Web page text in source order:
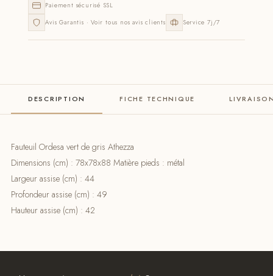
Paiement sécurisé SSL
Avis Garantis · Voir tous nos avis clients
Service 7j/7
DESCRIPTION FICHE TECHNIQUE
Fauteuil Ordesa vert de gris Athezza
Dimensions (cm) : 78x78x88 Matière pieds : métal
Largeur assise (cm) : 44
Profondeur assise (cm) : 49
Hauteur assise (cm) : 42